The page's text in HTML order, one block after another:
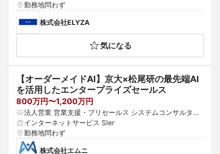
勤務地問わず
株式会社ELYZA
気になる
【オーダーメイドAI】京大×松尾研の最先端AI
を活用したエンタープライズセールス
800万円〜1,200万円
法人営業 営業支援・プリセールス システムコンサルタン
ト
インターネットサービス SIer
勤務地問わず
株式会社エムニ